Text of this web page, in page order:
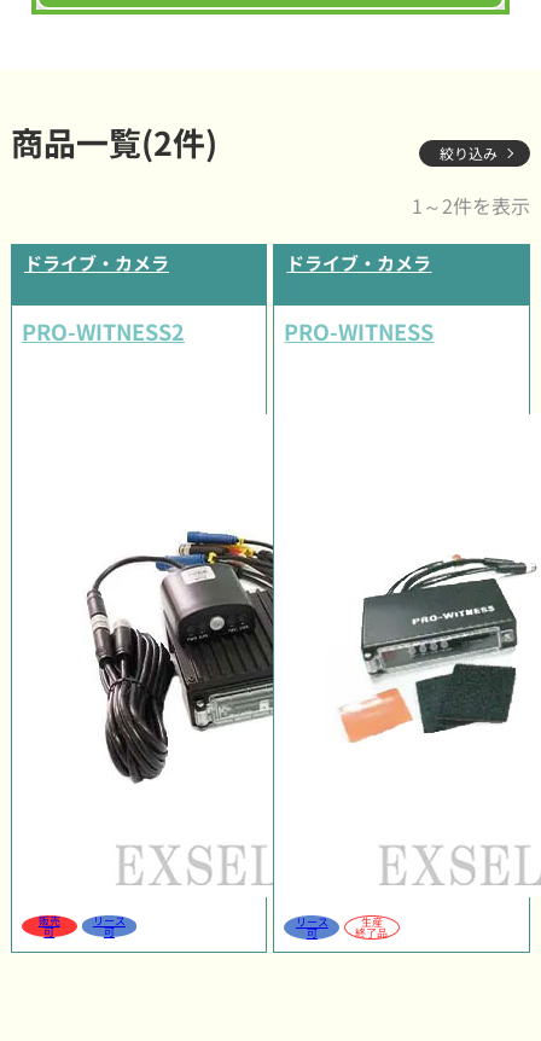
商品一覧(2件) 絞り込み
1～2件を表示
ドライブ・カメラ
PRO-WITNESS2
販売
可
リース
可
ドライブ・カメラ
PRO-WITNESS
リース
可
生産
終了品